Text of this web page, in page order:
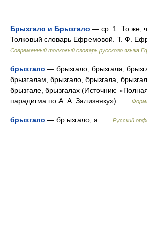
Брызгало и Брызгало — ср. 1. То же,
Толковый словарь Ефремовой. Т. Ф.
Современный толковый словарь русского языка
брызгало — брызгало, брызгала,
брызгалам, брызгало, брызгала,
брызгале, брызгалах (Источник:
парадигма по А. А. Зализняку») …
брызгало — бр ызгало, а … Русский